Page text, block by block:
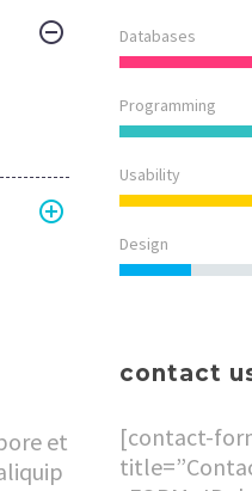
et
Databases
Programming
Usability
Design
contact
[contact-